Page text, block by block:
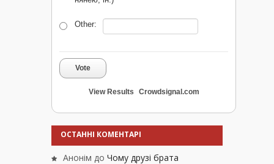
Other:
Vote
View Results Crowdsignal.com
ОСТАННІ КОМЕНТАРІ
Анонім до Чому друзі брата